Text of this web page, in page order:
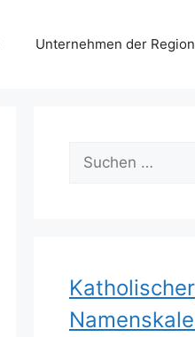
Unternehmen der Region
Suchen
nach:
Katholischer